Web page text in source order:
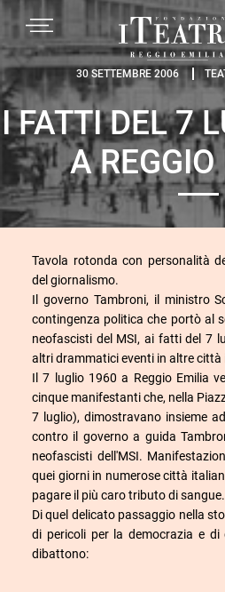
Passa
navigazione
primaria
Passa
contenuto
principale
Passa
piè
di
pagina
Fondazione
Teatri
Reggio
Emilia
30 SETTEMBRE 2006
I FATTI DEL 7
A
Tavola rotonda con personalità
del giornalismo.
Il governo Tambroni, il ministro
contingenza politica che portò al
neofascisti del MSI, ai fatti del 7
altri drammatici eventi in altre città
Il 7 luglio 1960 a Reggio Emilia
cinque manifestanti che, nella
7 luglio), dimostravano insieme
contro il governo a guida
neofascisti dell'MSI.
quei giorni in numerose città
pagare il più caro tributo di sangue.
Di quel delicato passaggio nella
di pericoli per la democrazia e di
dibattono: